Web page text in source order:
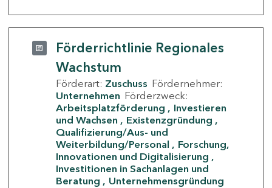
Förderrichtlinie Regionales
Wachstum
Förderart: Zuschuss Fördernehmer:
Unternehmen Förderzweck:
Arbeitsplatzförderung
Investieren
und Wachsen
Existenzgründung
Qualifizierung/Aus- und
Weiterbildung/Personal
Forschung,
Innovationen und Digitalisierung
Investitionen in Sachanlagen und
Beratung
Unternehmensgründung